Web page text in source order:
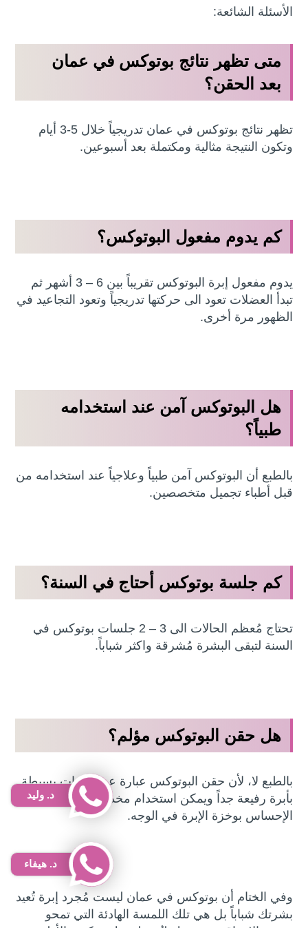
الأسئلة الشائعة:
متى تظهر نتائج بوتوكس في عمان
بعد الحقن؟
تظهر نتائج بوتوكس في عمان تدريجياً خلال 5-3 أيام
وتكون النتيجة مثالية ومكتملة بعد أسبوعين.
كم يدوم مفعول البوتوكس؟
يدوم مفعول إبرة البوتوكس تقريباً بين 6 – 3 أشهر ثم
تبدأ العضلات تعود الى حركتها تدريجياً وتعود التجاعيد في
الظهور مرة أخرى.
هل البوتوكس آمن عند استخدامه
طبياً؟
بالطبع أن البوتوكس آمن طبياً وعلاجياً عند استخدامه من
قبل أطباء تجميل متخصصين.
كم جلسة بوتوكس أحتاج في السنة؟
تحتاج مُعظم الحالات الى 3 – 2 جلسات بوتوكس في
السنة لتبقى البشرة مُشرقة واكثر شباباً.
هل حقن البوتوكس مؤلم؟
بالطبع لا، لأن حقن البوتوكس عبارة عن وخزات بسيطة
بأبرة رفيعة جداً ويمكن استخدام مخدر موضعي لتجنب
الإحساس بوخزة الإبرة في الوجه.
وفي الختام أن بوتوكس في عمان ليست مُجرد إبرة تُعيد
بشرتك شباباً بل هي تلك اللمسة الهادئة التي تمحو
د. وليد
د. هيفاء